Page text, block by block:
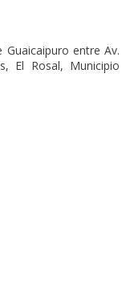
entre Av.
El Rosal, Municipio